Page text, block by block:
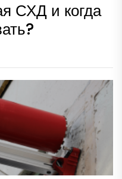
СХД и когда